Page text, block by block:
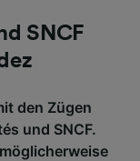
SNCF
den Zügen
und SNCF.